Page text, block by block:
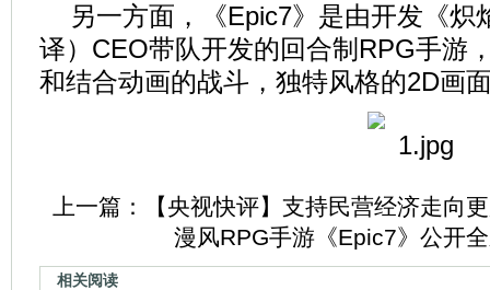
另一方面，《Epic7》是由开发《炽
译）CEO带队开发的回合制RPG手游
和结合动画的战斗，独特风格的2D画
上一篇：
【央视快评】支持民营经济走向
漫风RPG手游《Epic7》公开
相关阅读